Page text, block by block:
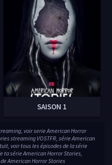
SAISON 1
voir serie American Horror
streaming VOSTFR, série American
voir tous les épisodes de la série
ta série American Horror Stories,
American Horror Stories